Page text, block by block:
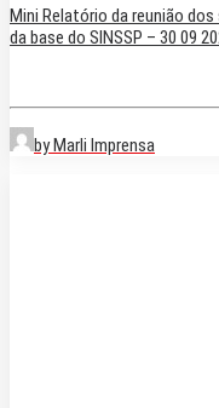
Mini Relatório da reunião
da base do SINSSP – 30 09
by Marli Imprensa